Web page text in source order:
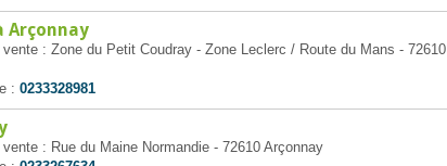
Arçonnay
: Zone du Petit Coudray - Zone Leclerc / Route du Mans - 72610
: 0233328981
: Rue du Maine Normandie - 72610 Arçonnay